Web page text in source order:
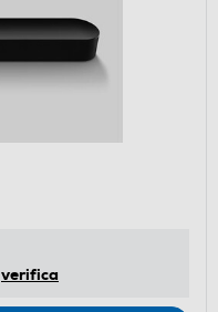
verifica